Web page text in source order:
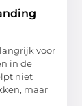
voor
in de
niet
maar